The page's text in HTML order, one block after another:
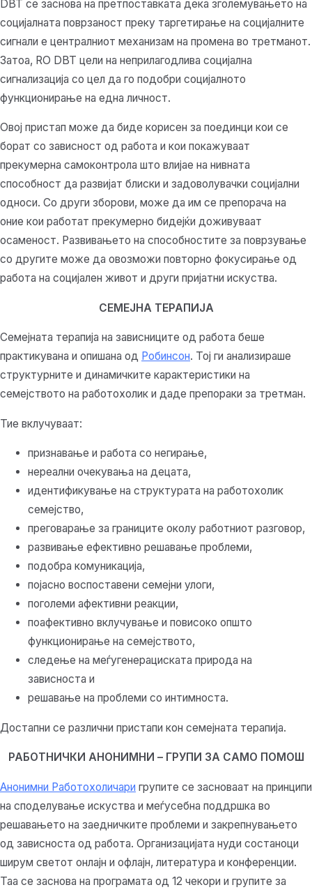
DBT се заснова на претпоставката дека зголемувањето на
социјалната поврзаност преку таргетирање на социјалните
сигнали е централниот механизам на промена во третманот.
Затоа, RO DBT цели на неприлагодлива социјална
сигнализација со цел да го подобри социјалното
функционирање на една личност.
Овој пристап може да биде корисен за поединци кои се
борат со зависност од работа и кои покажуваат
прекумерна самоконтрола што влијае на нивната
способност да развијат блиски и задоволувачки социјални
односи. Со други зборови, може да им се препорача на
оние кои работат прекумерно бидејќи доживуваат
осаменост. Развивањето на способностите за поврзување
со другите може да овозможи повторно фокусирање од
работа на социјален живот и други пријатни искуства.
СЕМЕЈНА ТЕРАПИЈА
Семејната терапија на зависниците од работа беше
практикувана и опишана од Робинсон. Тој ги анализираше
структурните и динамичките карактеристики на
семејството на работохолик и даде препораки за третман.
Тие вклучуваат:
признавање и работа со негирање,
нереални очекувања на децата,
идентификување на структурата на работохолик
семејство,
преговарање за границите околу работниот разговор,
развивање ефективно решавање проблеми,
подобра комуникација,
појасно воспоставени семејни улоги,
поголеми афективни реакции,
поафективно вклучување и повисоко општо
функционирање на семејството,
следење на меѓугенерациската природа на
зависноста и
решавање на проблеми со интимноста.
Достапни се различни пристапи кон семејната терапија.
РАБОТНИЧКИ АНОНИМНИ – ГРУПИ ЗА САМО ПОМОШ
Анонимни Работохоличари групите се засноваат на принципи
на споделување искуства и меѓусебна поддршка во
решавањето на заедничките проблеми и закрепнувањето
од зависноста од работа. Организацијата нуди состаноци
ширум светот онлајн и офлајн, литература и конференции.
Таа се заснова на програмата од 12 чекори и групите за